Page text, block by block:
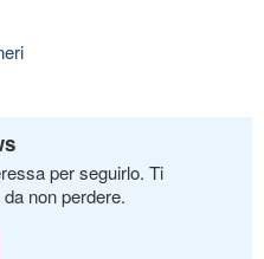
per seguirlo. Ti
non perdere.